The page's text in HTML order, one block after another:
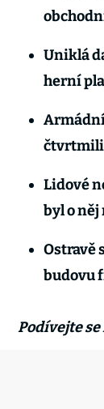
Uniklá
herní
Lidové
byl o něj
Ostravě
budovu
Podívejte